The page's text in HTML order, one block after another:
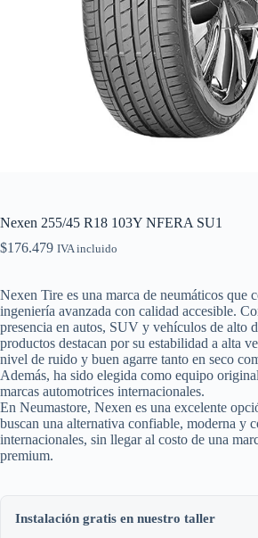
Nexen 255/45 R18 103Y NFERA SU1
$176.479 IVA incluido
Nexen Tire es una marca de neumáticos que
ingeniería avanzada con calidad accesible.
presencia en autos, SUV y vehículos de alto
productos destacan por su estabilidad a alta
nivel de ruido y buen agarre tanto en seco
Además, ha sido elegida como equipo
marcas automotrices internacionales.
En Neumastore, Nexen es una excelente
buscan una alternativa confiable, moderna y
internacionales, sin llegar al costo de una
premium.
Instalación gratis en nuestro taller